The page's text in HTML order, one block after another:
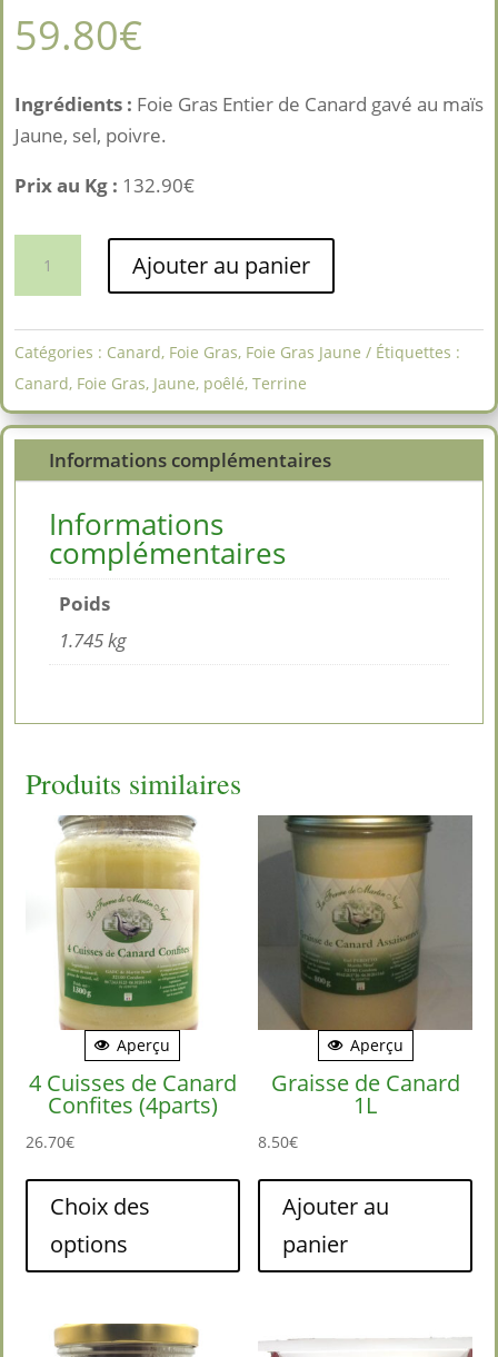
59.80€
Ingrédients : Foie Gras Entier de Canard gavé au maïs
Jaune, sel, poivre.
Prix au Kg : 132.90€
Gras
JAUNE
ENTIER
de
Canard
Ajouter au panier
Catégories : Canard, Foie Gras, Foie Gras Jaune
Étiquettes :
Canard, Foie Gras, Jaune, poêlé, Terrine
Informations complémentaires
Informations
complémentaires
Poids
1.745 kg
Produits similaires
Aperçu
4 Cuisses de Canard
Confites (4parts)
26.70€
Choix des
options
produit
plusieurs
options
Aperçu
Graisse de Canard
1L
8.50€
Ajouter au
panier